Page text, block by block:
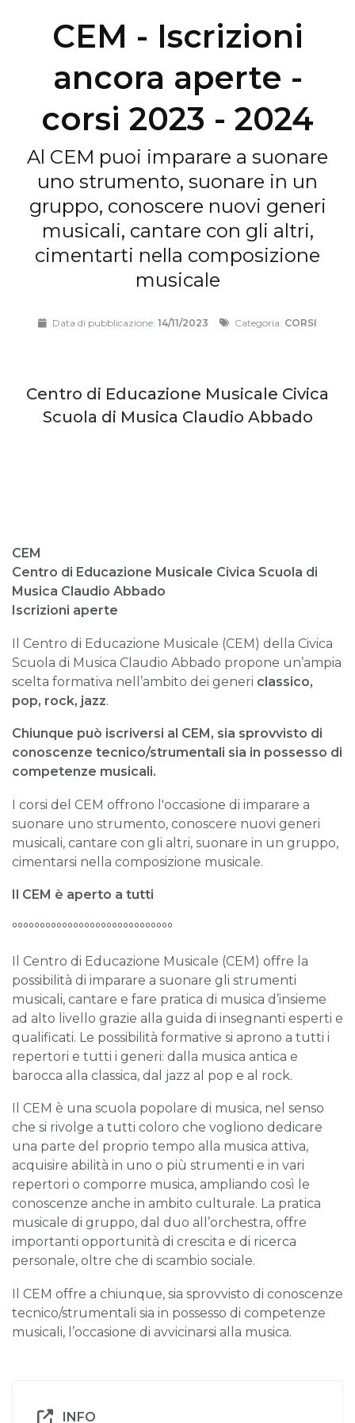
CEM - Iscrizioni
ancora aperte -
corsi 2023 - 2024
Al CEM puoi imparare a suonare
uno strumento, suonare in un
gruppo, conoscere nuovi generi
musicali, cantare con gli altri,
cimentarti nella composizione
musicale
Data di pubblicazione:14/11/2023 Categoria: CORSI
Centro di Educazione Musicale Civica
Scuola di Musica Claudio Abbado
CEM
Centro di Educazione Musicale Civica Scuola di
Musica Claudio Abbado
Iscrizioni aperte
Il Centro di Educazione Musicale (CEM) della Civica
Scuola di Musica Claudio Abbado propone un’ampia
scelta formativa nell’ambito dei generi classico,
pop, rock, jazz.
Chiunque può iscriversi al CEM, sia sprovvisto di
conoscenze tecnico/strumentali sia in possesso di
competenze musicali.
I corsi del CEM offrono l'occasione di imparare a
suonare uno strumento, conoscere nuovi generi
musicali, cantare con gli altri, suonare in un gruppo,
cimentarsi nella composizione musicale.
Il CEM è aperto a tutti
°°°°°°°°°°°°°°°°°°°°°°°°°°°°°
Il Centro di Educazione Musicale (CEM) offre la
possibilità di imparare a suonare gli strumenti
musicali, cantare e fare pratica di musica d’insieme
ad alto livello grazie alla guida di insegnanti esperti e
qualificati. Le possibilità formative si aprono a tutti i
repertori e tutti i generi: dalla musica antica e
barocca alla classica, dal jazz al pop e al rock.
Il CEM è una scuola popolare di musica, nel senso
che si rivolge a tutti coloro che vogliono dedicare
una parte del proprio tempo alla musica attiva,
acquisire abilità in uno o più strumenti e in vari
repertori o comporre musica, ampliando così le
conoscenze anche in ambito culturale. La pratica
musicale di gruppo, dal duo all’orchestra, offre
importanti opportunità di crescita e di ricerca
personale, oltre che di scambio sociale.
Il CEM offre a chiunque, sia sprovvisto di conoscenze
tecnico/strumentali sia in possesso di competenze
musicali, l’occasione di avvicinarsi alla musica.
INFO